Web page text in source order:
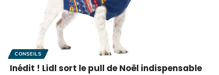
CONSEILS
Inédit ! Lidl sort le pull de Noël indispensable